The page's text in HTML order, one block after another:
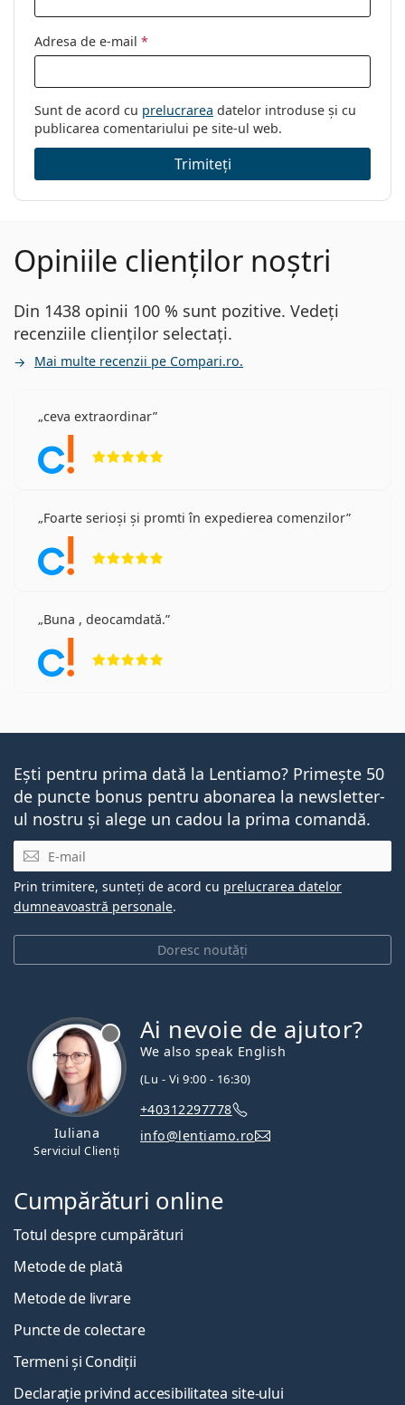
Adresa de e-mail *
Sunt de acord cu prelucrarea datelor introduse și cu
publicarea comentariului pe site-ul web.
Trimiteți
Opiniile clienților noștri
Din 1438 opinii 100 % sunt pozitive. Vedeți
recenziile clienților selectați.
Mai multe recenzii pe Compari.ro.
ceva extraordinar
Foarte serioși și promti în expedierea comenzilor
Buna , deocamdată.
Ești pentru prima dată la Lentiamo? Primește 50
de puncte bonus pentru abonarea la newsletter-
ul nostru și alege un cadou la prima comandă.
E-mail
Doresc noutăți
Prin trimitere, sunteți de acord cu prelucrarea datelor
dumneavoastră personale.
Iuliana
Serviciul Clienți
Ai nevoie de ajutor?
We also speak English
(Lu - Vi 9:00 - 16:30)
+40312297778
info@lentiamo.ro
Cumpărături online
Totul despre cumpărături
Metode de plată
Metode de livrare
Puncte de colectare
Termeni și Condiții
Declarație privind accesibilitatea site-ului